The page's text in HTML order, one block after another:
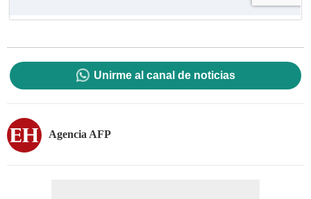
Unirme al canal de noticias
Agencia AFP